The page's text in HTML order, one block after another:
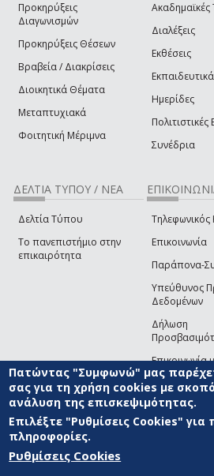
Προκηρύξεις
Διαγωνισμών
Προκηρύξεις Θέσεων
Βραβεία / Διακρίσεις
Διοικητικά Θέματα
Μεταπτυχιακά
Φοιτητική Μέριμνα
Ακαδημαϊκές
Διαλέξεις
Εκθέσεις
Ημερίδες
Συνέδρια
ΔΕΛΤΙΑ ΤΥΠΟΥ / ΝΕΑ
Δελτία Τύπου
Το πανεπιστήμιο στην
επικαιρότητα
Επικοινωνία
Παράπονα-
Υπεύθυνος
Δεδομένων
Δήλωση
Επικοινωνία
Ανάπτυξης
© ΠΑΝΕΠΙΣΤΗΜΙΟ ΑΙΓΑΙΟΥ ΟΡΟΙ ΧΡΗΣΗΣ
ΑΝΑΠΤΥΞΗΣ
Πατώντας "Συμφωνώ" μας
σας για τη χρήση cookies με
ανάλυση της επισκεψιμότητας.
Επιλέξτε "Ρυθμίσεις Cookies" για
πληροφορίες.
Ρυθμίσεις Cookies